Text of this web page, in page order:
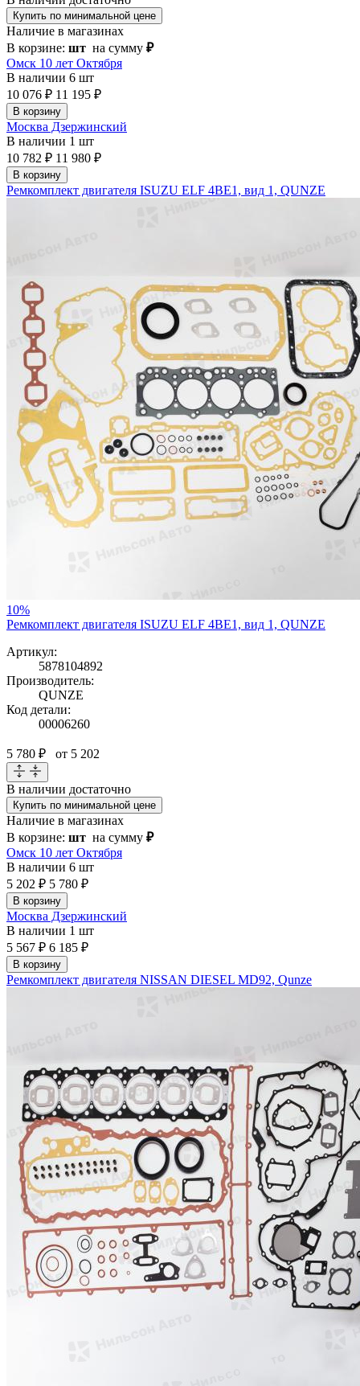
Купить по минимальной цене
Наличие в магазинах
В корзине: шт на сумму ₽
Омск 10 лет Октября
В наличии 6 шт
10 076 ₽ 11 195 ₽
В корзину
Москва Дзержинский
В наличии 1 шт
10 782 ₽ 11 980 ₽
В корзину
Ремкомплект двигателя ISUZU ELF 4BE1, вид 1, QUNZE
10%
Ремкомплект двигателя ISUZU ELF 4BE1, вид 1, QUNZE
Артикул:
5878104892
Производитель:
QUNZE
Код детали:
00006260
5 780 ₽ от 5 202
В наличии достаточно
Купить по минимальной цене
Наличие в магазинах
В корзине: шт на сумму ₽
Омск 10 лет Октября
В наличии 6 шт
5 202 ₽ 5 780 ₽
В корзину
Москва Дзержинский
В наличии 1 шт
5 567 ₽ 6 185 ₽
В корзину
Ремкомплект двигателя NISSAN DIESEL MD92, Qunze